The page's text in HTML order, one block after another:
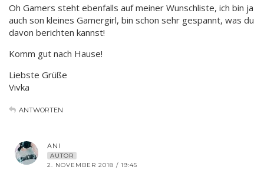
Oh Gamers steht ebenfalls auf meiner Wunschliste, ich bin ja
auch son kleines Gamergirl, bin schon sehr gespannt, was du
davon berichten kannst!
Komm gut nach Hause!
Liebste Grüße
Vivka
ANTWORTEN
ANI
AUTOR
2. NOVEMBER 2018 / 19:45